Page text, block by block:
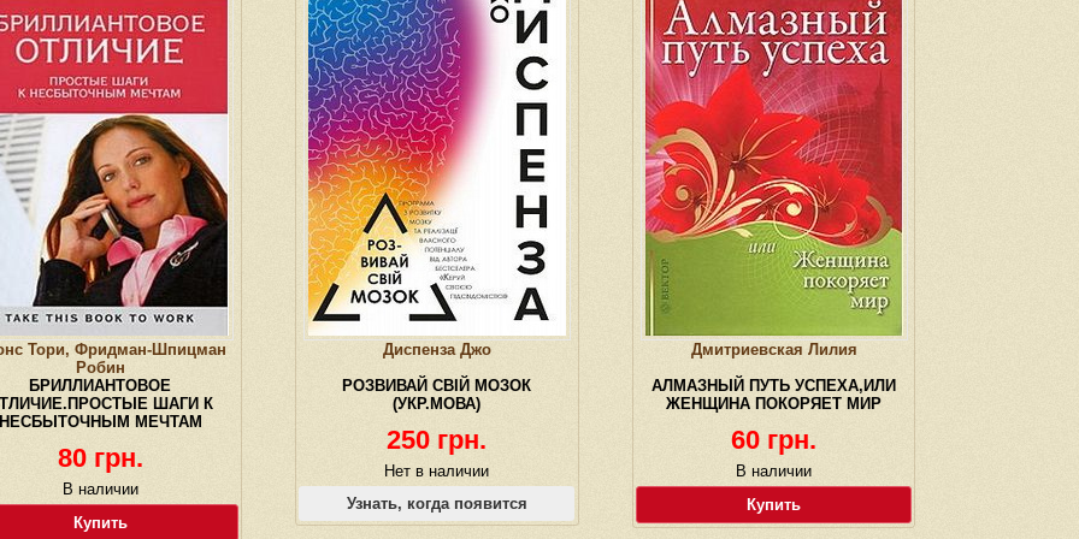
Тори, Фридман-Шпицман
Робин
БРИЛЛИАНТОВОЕ
ШАГИ К
МЕЧТАМ
80 грн.
В наличии
Купить
Диспенза Джо
РОЗВИВАЙ СВІЙ МОЗОК
(УКР.МОВА)
250 грн.
Нет в наличии
Узнать, когда появится
Дмитриевская Лилия
АЛМАЗНЫЙ ПУТЬ УСПЕХА,ИЛИ
ЖЕНЩИНА ПОКОРЯЕТ МИР
60 грн.
В наличии
Купить